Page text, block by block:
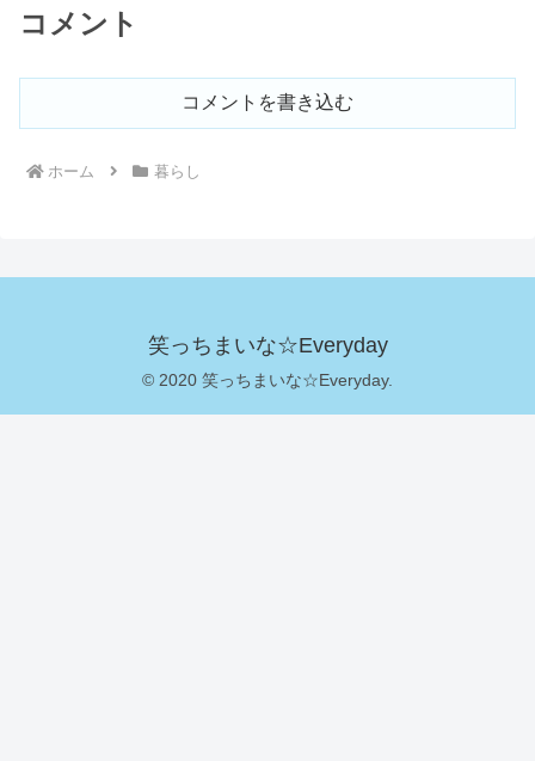
コメント
コメントを書き込む
ホーム 暮らし
笑っちまいな☆Everyday
© 2020 笑っちまいな☆Everyday.